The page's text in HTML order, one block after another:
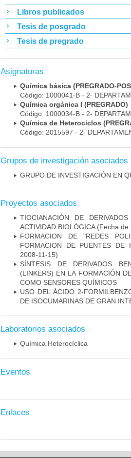
Libros publicados
Tesis de posgrado
Tesis de pregrado
Asignaturas
Química básica (PREGRADO-
Código: 1000041-B - 2-
Química orgánica I (PREGRADO)
Código: 1000034-B - 2-
Química de Heterociclos
Código: 2015597 - 2-
Grupos de investigación asociados
GRUPO DE INVESTIGACIÓN EN
Proyectos asociados
TIOCIANACIÓN DE
ACTIVIDAD BIOLÓGICA(Fecha de
FORMACION DE "REDES
FORMACION DE PUENTES DE
2008-11-15)
SÍNTESIS DE DERIVADOS
(LINKERS) EN LA FORMACIÓN
COMO SENSORES QUÍMICOS
USO DEL ÁCIDO 2-
DE ISOCUMARINAS DE GRAN
Laboratorios asociados
Química Heterocíclica
Eventos
Enlaces